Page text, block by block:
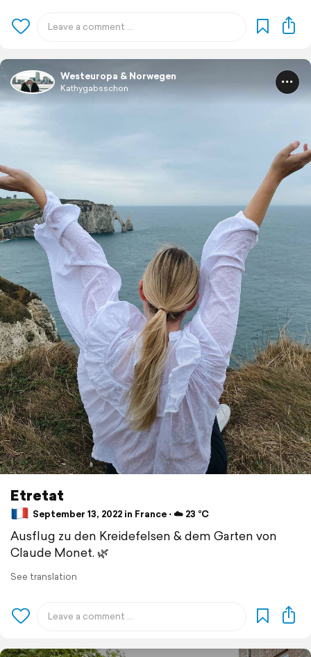
Westeuropa & Norwegen
Kathygabsschon
Etretat
September 13, 2022 in France ⋅ ☁️ 23 °C
Ausflug zu den Kreidefelsen & dem Garten von
Claude Monet. 🌿
See translation